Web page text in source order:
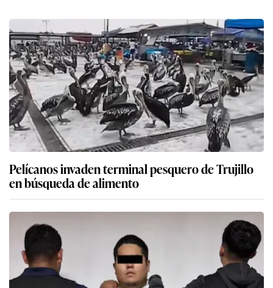
Pelícanos invaden terminal pesquero de Trujillo
en búsqueda de alimento